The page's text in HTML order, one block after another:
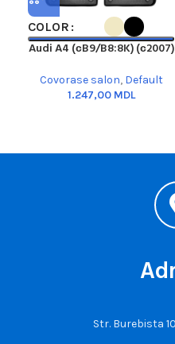
COLOR
Audi A4 (сB9/B8:8K) (с2007)
Covorase salon, Default
MDL
Str. Burebista